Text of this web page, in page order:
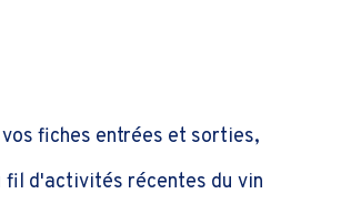
fiches entrées et sorties,
fil d'activités récentes du vin